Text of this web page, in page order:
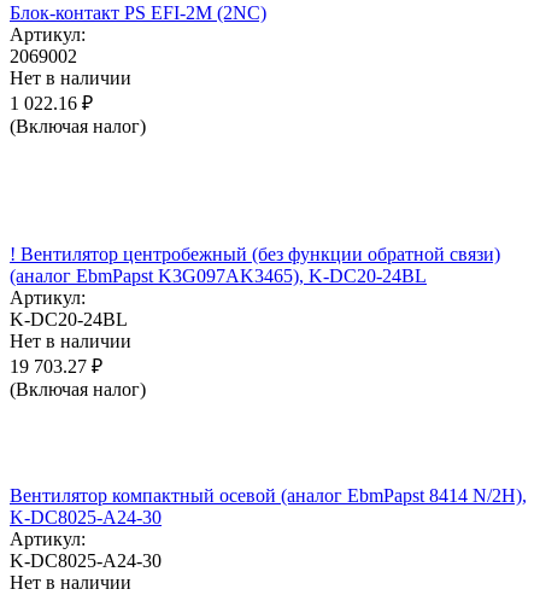
Блок-контакт PS EFI-2M (2NC)
Артикул:
2069002
Нет в наличии
1 022.16 ₽
(Включая налог)
! Вентилятор центробежный (без функции обратной связи)
(аналог EbmPapst K3G097AK3465), K-DC20-24BL
Артикул:
K-DC20-24BL
Нет в наличии
19 703.27 ₽
(Включая налог)
Вентилятор компактный осевой (аналог EbmPapst 8414 N/2H),
K-DC8025-A24-30
Артикул:
K-DC8025-A24-30
Нет в наличии